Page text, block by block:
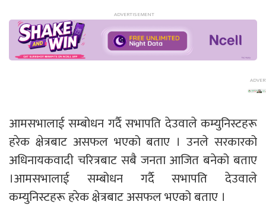
आमसभालाई सम्बोधन गर्दै सभापति देउवाले कम्युनिस्टहरू
हरेक क्षेत्रबाट असफल भएको बताए । उनले सरकारको
अधिनायकवादी चरित्रबाट सबै जनता आजित बनेको बताए
।आमसभालाई सम्बोधन गर्दै सभापति देउवाले
कम्युनिस्टहरू हरेक क्षेत्रबाट असफल भएको बताए ।